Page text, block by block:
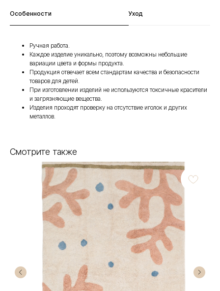
Особенности Уход
Ручная работа.
Каждое изделие уникально, поэтому возможны небольшие
вариации цвета и формы продукта.
Продукция отвечает всем стандартам качества и безопасности
товаров для детей.
При изготовлении изделий не используются токсичные красители
и загрязняющие вещества.
Изделия проходят проверку на отсутствие иголок и других
металлов.
Смотрите также